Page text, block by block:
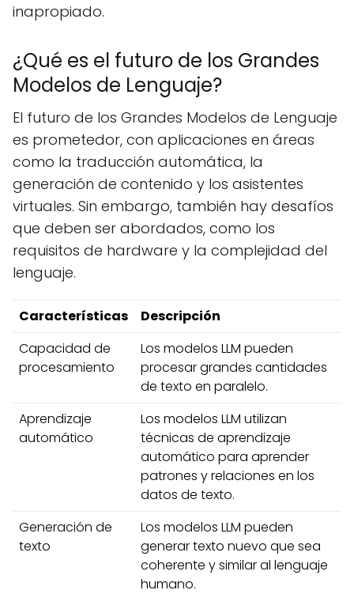
inapropiado.
¿Qué es el futuro de los Grandes
Modelos de Lenguaje?
El futuro de los Grandes Modelos de Lenguaje
es prometedor, con aplicaciones en áreas
como la traducción automática, la
generación de contenido y los asistentes
virtuales. Sin embargo, también hay desafíos
que deben ser abordados, como los
requisitos de hardware y la complejidad del
lenguaje.
Características
Descripción
Capacidad de
procesamiento
Los modelos LLM pueden
procesar grandes cantidades
de texto en paralelo.
Aprendizaje
automático
Los modelos LLM utilizan
técnicas de aprendizaje
automático para aprender
patrones y relaciones en los
datos de texto.
Generación de
texto
Los modelos LLM pueden
generar texto nuevo que sea
coherente y similar al lenguaje
humano.